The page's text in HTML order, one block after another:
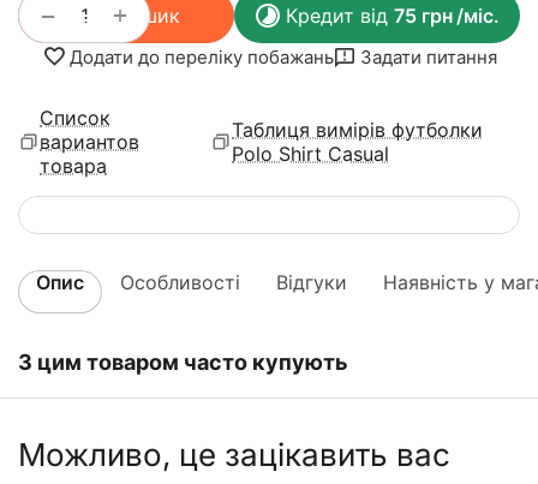
+
− У кошик Кредит від 75грн/міс.
Додати до переліку побажань Задати питання
Список
вариантов
товара
Таблиця вимірів футболки
Polo Shirt Casual
Опис Особливості Відгуки Наявність у
З цим товаром часто купують
Можливо, це зацікавить вас